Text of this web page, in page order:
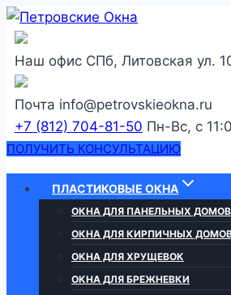
Перейти
содержанию
Наш офис СПб, Литовская ул.
Почта info@petrovskieokna.ru
+7 (812) 704-81-50 Пн-Вс, с
ПОЛУЧИТЬ КОНСУЛЬТАЦИЮ
ПЛАСТИКОВЫЕ ОКНА
ОКНА ДЛЯ ПАНЕЛЬНЫХ ДОМОВ
ОКНА ДЛЯ КИРПИЧНЫХ
ОКНА ДЛЯ ХРУЩЕВОК
ОКНА ДЛЯ БРЕЖНЕВКИ